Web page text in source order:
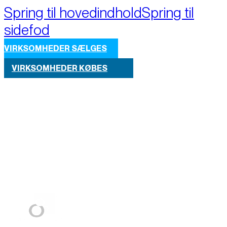
Spring til hovedindholdSpring til
sidefod
VIRKSOMHEDER SÆLGES
VIRKSOMHEDER KØBES